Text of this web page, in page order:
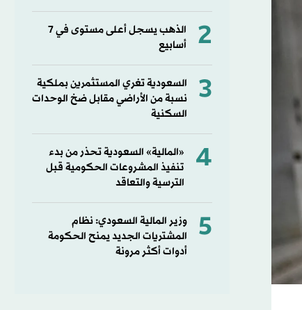
2
الذهب يسجل أعلى مستوى في 7
أسابيع
3
السعودية تغري المستثمرين بملكية
نسبة من الأراضي مقابل ضخ الوحدات
السكنية
4
«المالية» السعودية تحذر من بدء
تنفيذ المشروعات الحكومية قبل
الترسية والتعاقد
5
وزير المالية السعودي: نظام
المشتريات الجديد يمنح الحكومة
أدوات أكثر مرونة